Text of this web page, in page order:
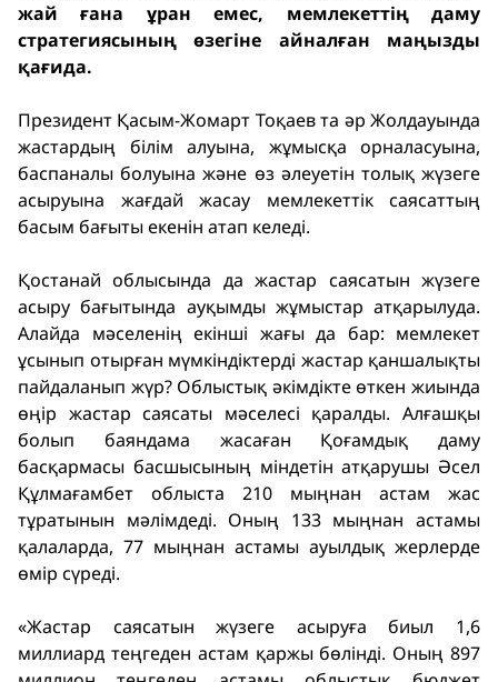
жай ғана ұран емес, мемлекеттің даму
стратегиясының өзегіне айналған маңызды
қағида.
Президент Қасым-Жомарт Тоқаев та әр Жолдауында
жастардың білім алуына, жұмысқа орналасуына,
баспаналы болуына және өз әлеуетін толық жүзеге
асыруына жағдай жасау мемлекеттік саясаттың
басым бағыты екенін атап келеді.
Қостанай облысында да жастар саясатын жүзеге
асыру бағытында ауқымды жұмыстар атқарылуда.
Алайда мәселенің екінші жағы да бар: мемлекет
ұсынып отырған мүмкіндіктерді жастар қаншалықты
пайдаланып жүр? Облыстық әкімдікте өткен жиында
өңір жастар саясаты мәселесі қаралды. Алғашқы
болып баяндама жасаған Қоғамдық даму
басқармасы басшысының міндетін атқарушы Әсел
Құлмағамбет облыста 210 мыңнан астам жас
тұратынын мәлімдеді. Оның 133 мыңнан астамы
қалаларда, 77 мыңнан астамы ауылдық жерлерде
өмір сүреді.
«Жастар саясатын жүзеге асыруға биыл 1,6
миллиард теңгеден астам қаржы бөлінді. Оның 897